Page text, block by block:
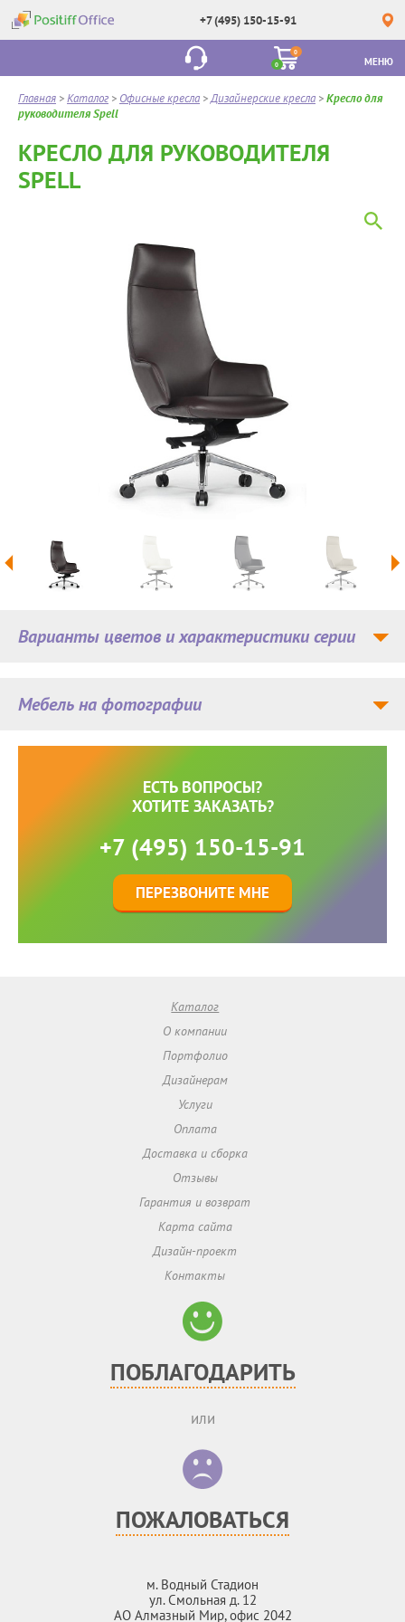
+7 (495) 150-15-91
0
0
МЕНЮ
Главная >Каталог > Офисные кресла >Дизайнерские кресла >Кресло для
руководителя Spell
КРЕСЛО ДЛЯ РУКОВОДИТЕЛЯ
SPELL
Мебель на фотографии
Варианты цветов и характеристики серии
ЕСТЬ ВОПРОСЫ?
ХОТИТЕ ЗАКАЗАТЬ?
+7 (495) 150-15-91
ПЕРЕЗВОНИТЕ МНЕ
Каталог
О компании
Портфолио
Дизайнерам
Услуги
Оплата
Доставка и сборка
Отзывы
Гарантия и возврат
Карта сайта
Дизайн-проект
Контакты
ПОБЛАГОДАРИТЬ
или
ПОЖАЛОВАТЬСЯ
м. Водный Стадион
ул. Смольная д. 12
АО Алмазный Мир, офис 2042